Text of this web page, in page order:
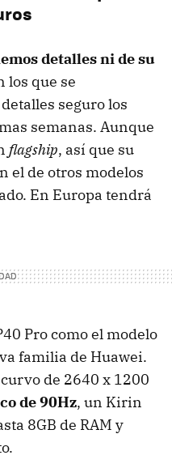
detalles ni de su
los que se
seguro los
semanas. Aunque
flagship, así que su
el de otros modelos
En Europa tendrá
Pro como el modelo
familia de Huawei.
de 2640 x 1200
de 90Hz, un Kirin
8GB de RAM y